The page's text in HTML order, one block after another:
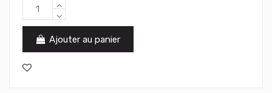
Ajouter au panier